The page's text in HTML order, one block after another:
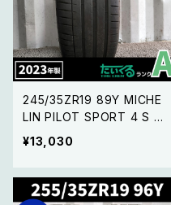
245/35ZR19 89Y MICHE
LIN PILOT SPORT 4 S ミ
シュラン パイロットスポー
ツ 4 S【23年製 バラ売り】 1
¥13,030